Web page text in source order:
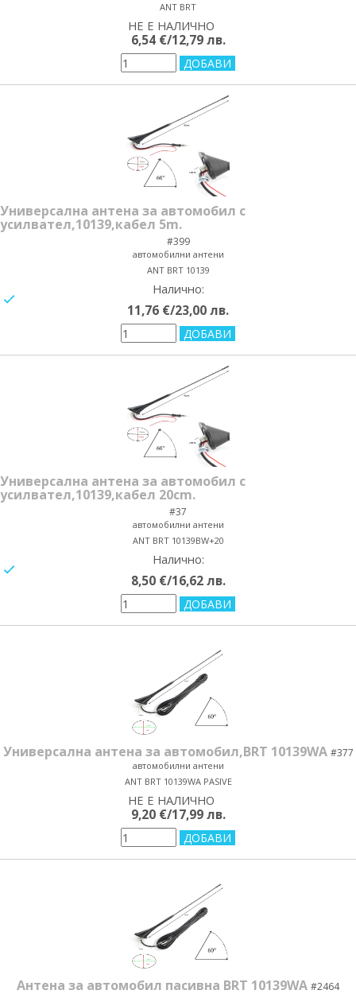
ANT BRT
НЕ Е НАЛИЧНО
6,54 €/12,79 лв.
Универсална антена за автомобил с
усилвател,10139,кабел 5m.
#399
автомобилни антени
ANT BRT 10139
Налично:
11,76 €/23,00 лв.
Универсална антена за автомобил с
усилвател,10139,кабел 20cm.
#37
автомобилни антени
ANT BRT 10139BW+20
Налично:
8,50 €/16,62 лв.
Универсална антена за автомобил,BRT 10139WA #377
автомобилни антени
ANT BRT 10139WA PASIVE
НЕ Е НАЛИЧНО
9,20 €/17,99 лв.
Антена за автомобил пасивна BRT 10139WA #2464